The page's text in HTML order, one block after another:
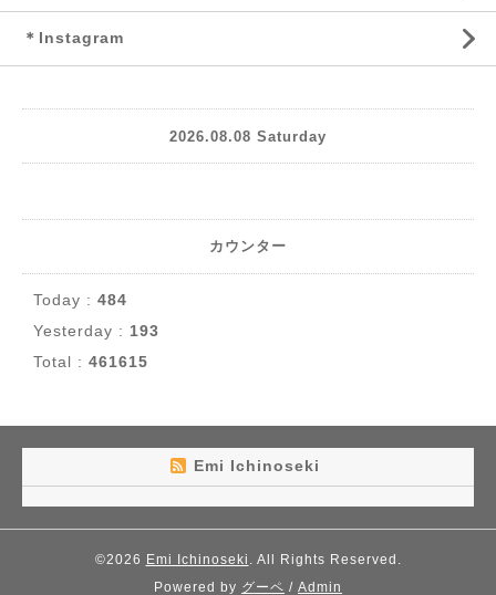
＊Instagram
2026.08.08 Saturday
カウンター
Today : 484
Yesterday : 193
Total : 461615
Emi Ichinoseki
©2026 Emi Ichinoseki . All Rights Reserved.
Powered by グーペ / Admin